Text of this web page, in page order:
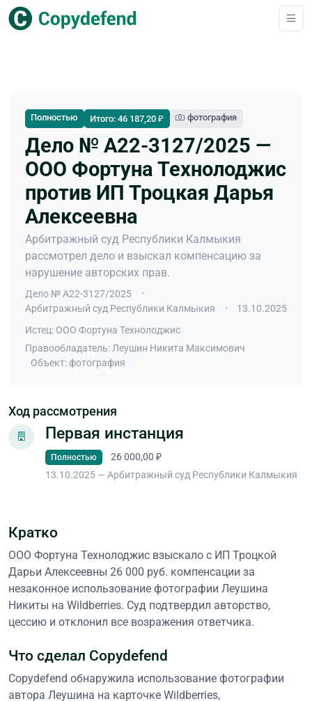
Полностью Итого: 46 187,20 ₽ фотография
Дело № А22-3127/2025 —
ООО Фортуна Технолоджис
против ИП Троцкая Дарья
Алексеевна
Арбитражный суд Республики Калмыкия
рассмотрел дело и взыскал компенсацию за
нарушение авторских прав.
Дело № А22-3127/2025
Арбитражный суд Республики Калмыкия
13.10.2025
Истец: ООО Фортуна Технолоджис
Правообладатель: Леушин Никита Максимович
Объект: фотография
Ход рассмотрения
Первая инстанция
Полностью
26 000,00 ₽
13.10.2025 — Арбитражный суд Республики Калмыкия
Кратко
ООО Фортуна Технолоджис взыскало с ИП Троцкой
Дарьи Алексеевны 26 000 руб. компенсации за
незаконное использование фотографии Леушина
Никиты на Wildberries. Суд подтвердил авторство,
цессию и отклонил все возражения ответчика.
Что сделал Copydefend
Copydefend обнаружила использование фотографии
автора Леушина на карточке Wildberries,